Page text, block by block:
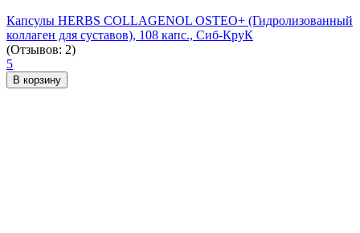
Капсулы HERBS COLLAGENOL OSTEO+ (Гидролизованный
коллаген для суставов), 108 капс., Сиб-КруК
(Отзывов: 2)
5
В корзину